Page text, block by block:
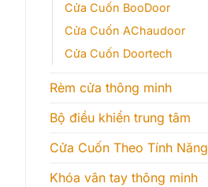
Cửa Cuốn BooDoor
Cửa Cuốn AChaudoor
Cửa Cuốn Doortech
Rèm cửa thông minh
Bộ điều khiển trung tâm
Cửa Cuốn Theo Tính Năng
Khóa vân tay thông minh